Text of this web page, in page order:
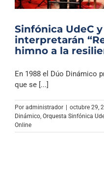
Sinfónica UdeC
interpretarán
himno a la
En 1988 el Dúo Dinámico
que se [...]
Por administrador | octubre 29,
Dinámico Orquesta Sinfónica
Online